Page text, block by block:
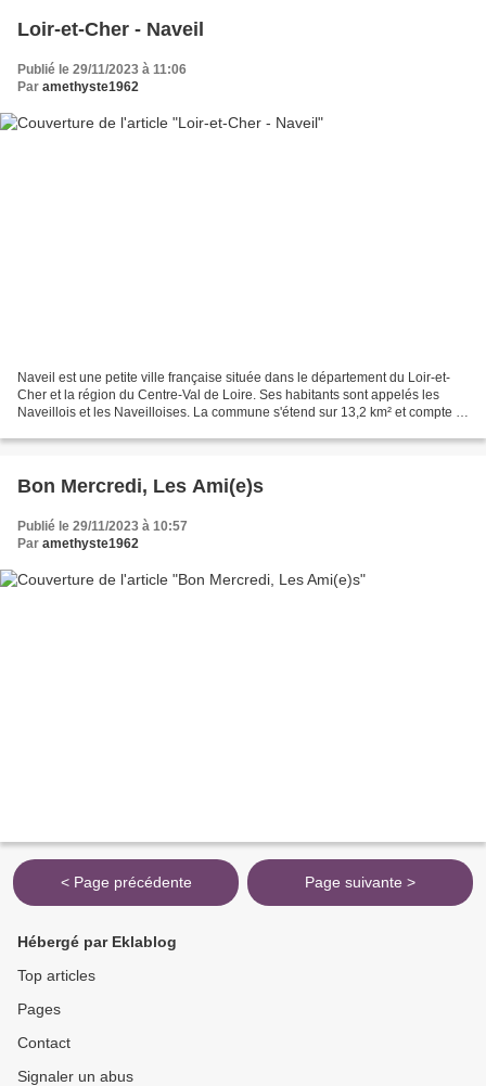
Loir-et-Cher - Naveil
Publié le 29/11/2023 à 11:06
Par amethyste1962
Naveil est une petite ville française située dans le département du Loir-et-
Cher et la région du Centre-Val de Loire. Ses habitants sont appelés les
Naveillois et les Naveilloises. La commune s'étend sur 13,2 km² et compte 2
Bon Mercredi, Les Ami(e)s
Publié le 29/11/2023 à 10:57
Par amethyste1962
< Page précédente Page suivante >
Hébergé par Eklablog
Top articles
Pages
Contact
Signaler un abus